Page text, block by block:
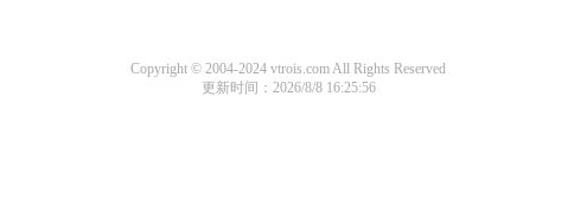
Copyright © 2004-2024 vtrois.com All Rights Reserved
更新时间：2026/8/8 16:25:56